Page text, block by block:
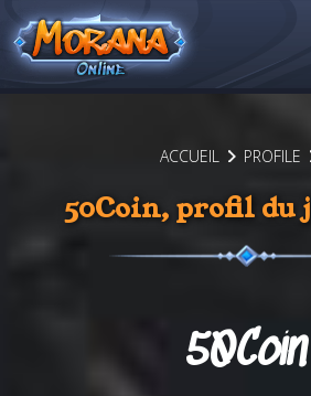
ACCUEIL PROFILE
50Coin, profil du
50Coin